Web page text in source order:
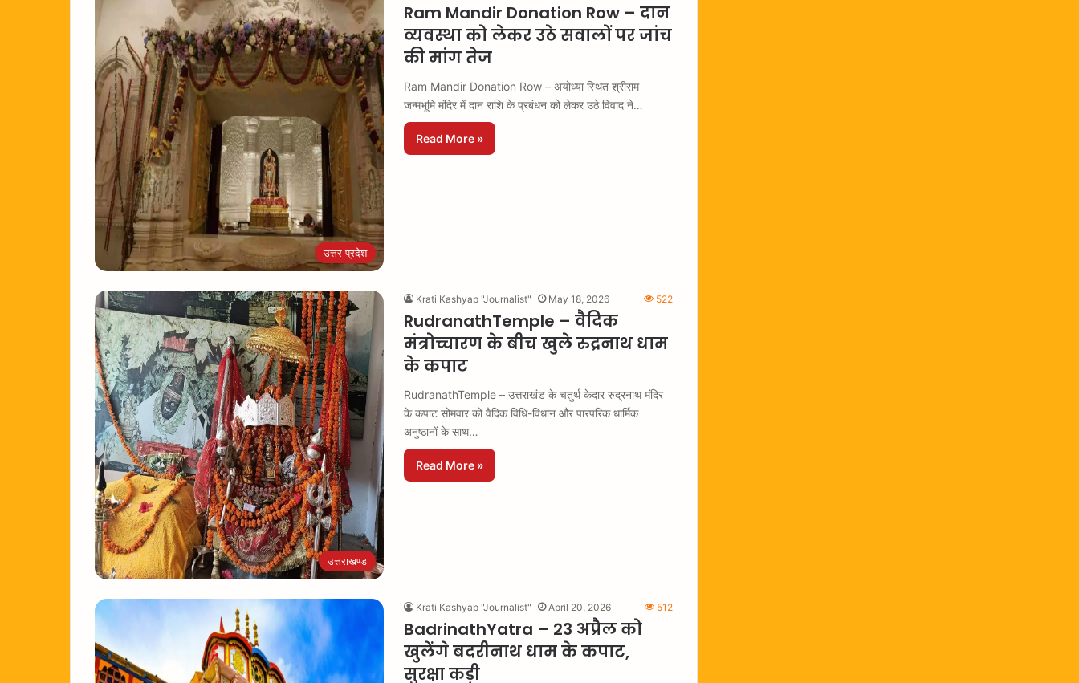
उत्तर प्रदेश
Ram Mandir Donation Row – दान
व्यवस्था को लेकर उठे सवालों पर जांच
की मांग तेज
Ram Mandir Donation Row – अयोध्या स्थित श्रीराम
जन्मभूमि मंदिर में दान राशि के प्रबंधन को लेकर उठे विवाद ने…
Read More »
उत्तराखण्ड
Krati Kashyap "Journalist" May 18, 2026 522
RudranathTemple – वैदिक
मंत्रोच्चारण के बीच खुले रुद्रनाथ धाम
के कपाट
RudranathTemple – उत्तराखंड के चतुर्थ केदार रुद्रनाथ मंदिर
के कपाट सोमवार को वैदिक विधि-विधान और पारंपरिक धार्मिक
अनुष्ठानों के साथ…
Read More »
Krati Kashyap "Journalist" April 20, 2026 512
BadrinathYatra – 23 अप्रैल को
खुलेंगे बदरीनाथ धाम के कपाट,
सुरक्षा कड़ी